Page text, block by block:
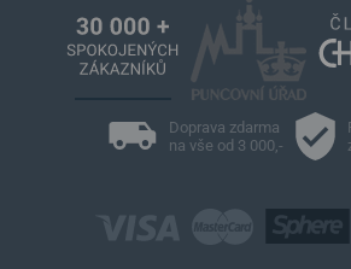
Doprava zdarma
na vše od 3 000,-